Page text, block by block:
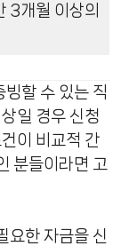
3개월 이상의
할 수 있는 직
일 경우 신청
이 비교적 간
분들이라면 고
요한 자금을 신